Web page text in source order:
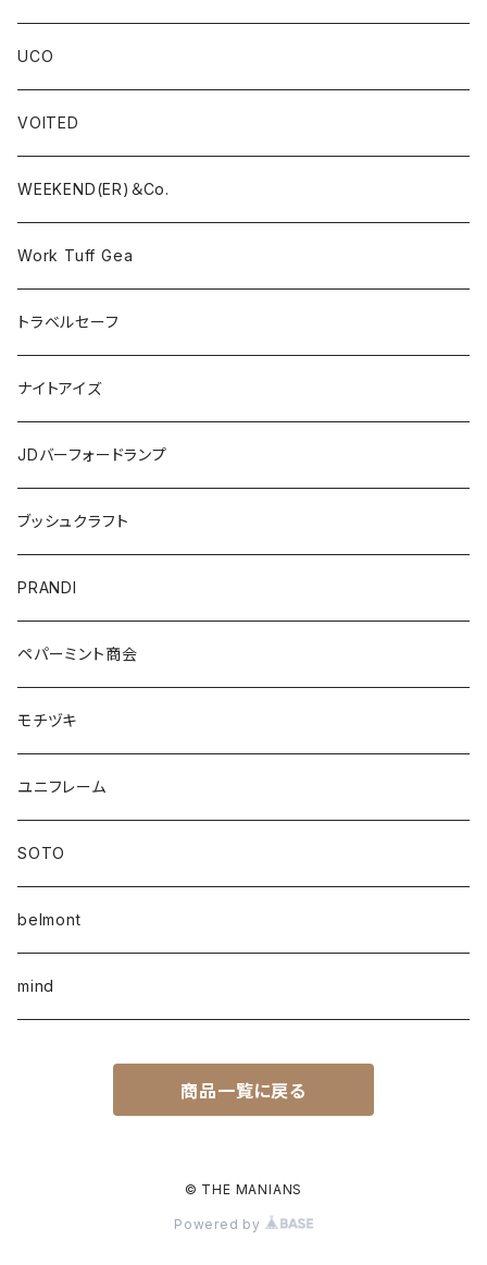
UCO
VOITED
WEEKEND(ER)＆Co.
Work Tuff Gea
トラベルセーフ
ナイトアイズ
JDバーフォードランプ
ブッシュクラフト
PRANDI
ペパーミント商会
モチヅキ
ユニフレーム
SOTO
belmont
mind
商品一覧に戻る
© THE MANIANS
Powered by